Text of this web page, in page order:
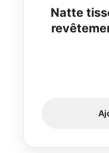
Natte